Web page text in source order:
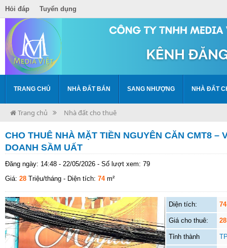
Hỏi đáp Tuyển dụng
TRANG CHỦ NHÀ ĐẤT BÁN SANG NHƯỢNG NHÀ ĐẤT
Trang chủ Nhà đất cho thuê
CHO THUÊ NHÀ MẶT TIỀN NGUYÊN CĂN CMT8 –
DOANH SẦM UẤT
Đăng ngày: 14:48 - 22/05/2026 - Số lượt xem: 79
Giá: 28 Triệu/tháng - Diện tích: 74m²
Diện tích: 74
Giá cho thuê: 28
Tỉnh thành